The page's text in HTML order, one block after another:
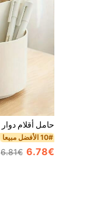
10# الأفضل مبيعا
6.78€
6.81€